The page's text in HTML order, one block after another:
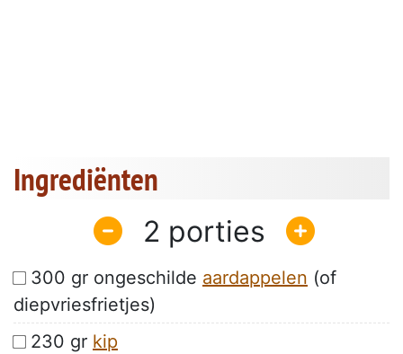
Ingrediënten
2
300 gr ongeschilde aardappelen (of
diepvriesfrietjes)
230 gr kip